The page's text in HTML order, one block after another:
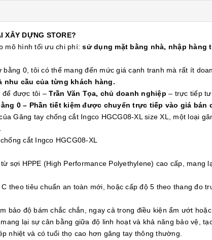
XÂY DỰNG STORE?
mô hình tối ưu chi phí:sử dụng mặt bằng nhà, nhập hàng
0, tôi có thể mang đến mức giá cạnh tranh mà rất ít
nhu cầu của từng khách hàng.
để được tôi –Trần Văn Tọa, chủ doanh nghiệp – trực tiếp tư
0 – Phần tiết kiệm được chuyển trực tiếp vào giá bán
Găng tay chống cắt Ingco HGCG08-XL size XL, một loại
cắt Ingco HGCG08-XL
sợi HPPE (High Performance Polyethylene) cao cấp,
theo tiêu chuẩn an toàn mới, hoặc cấp độ 5 theo thang đo
bảo độ bám chắc chắn, ngay cả trong điều kiện ẩm ướt hoặc
lại sự cân bằng giữa độ linh hoạt và khả năng bảo vệ,
nhiệt và có tuổi thọ cao hơn găng tay thông thường.